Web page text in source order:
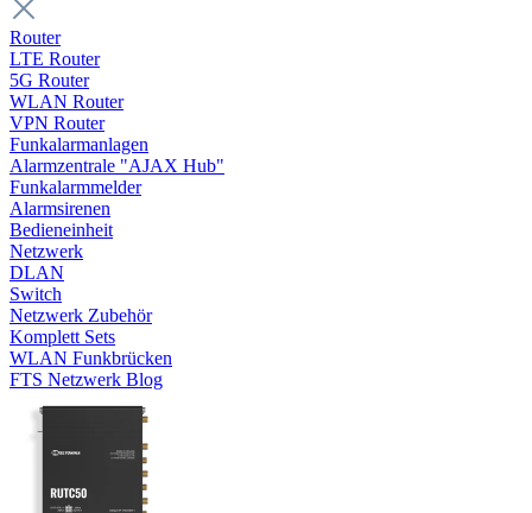
Router
LTE Router
5G Router
WLAN Router
VPN Router
Funkalarmanlagen
Alarmzentrale "AJAX Hub"
Funkalarmmelder
Alarmsirenen
Bedieneinheit
Netzwerk
DLAN
Switch
Netzwerk Zubehör
Komplett Sets
WLAN Funkbrücken
FTS Netzwerk Blog